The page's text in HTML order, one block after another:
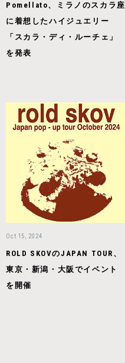
Pomellato、ミラノのスカラ座
に着想したハイジュエリー
「スカラ・ディ・ルーチェ」
を発表
Oct 15, 2024
ROLD SKOVのJAPAN TOUR、
東京・新潟・大阪でイベント
を開催